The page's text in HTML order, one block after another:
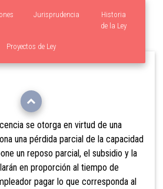
Proyectos de Ley
Historia
de la Ley
Jurisprudencia
se otorga en virtud de una
una pérdida parcial de la capacidad
un reposo parcial, el subsidio y la
en proporción al tiempo de
pagar lo que corresponda al